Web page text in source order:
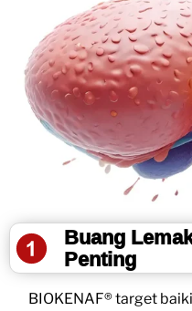
Buang
Penting
BIOKENAF® target